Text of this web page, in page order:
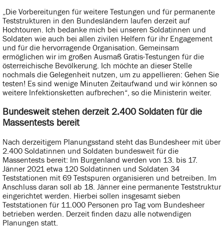
„Die Vorbereitungen für weitere Testungen und für permanente
Teststrukturen in den Bundesländern laufen derzeit auf
Hochtouren. Ich bedanke mich bei unseren Soldatinnen und
Soldaten wie auch bei allen zivilen Helfern für ihr Engagement
und für die hervorragende Organisation. Gemeinsam
ermöglichen wir im großen Ausmaß Gratis-Testungen für die
österreichische Bevölkerung. Ich möchte an dieser Stelle
nochmals die Gelegenheit nutzen, um zu appellieren: Gehen Sie
testen! Es sind wenige Minuten Zeitaufwand und wir können so
weitere Infektionsketten aufbrechen“, so die Ministerin weiter.
Bundesweit stehen derzeit 2.400 Soldaten für die
Massentests bereit
Nach derzeitigem Planungsstand steht das Bundesheer mit über
2.400 Soldatinnen und Soldaten bundesweit für die
Massentests bereit: Im Burgenland werden von 13. bis 17.
Jänner 2021 etwa 120 Soldatinnen und Soldaten 34
Teststationen mit 69 Testspuren organisieren und betreiben. Im
Anschluss daran soll ab 18. Jänner eine permanente Teststruktur
eingerichtet werden. Hierbei sollen insgesamt sieben
Teststationen für 11.000 Personen pro Tag vom Bundesheer
betrieben werden. Derzeit finden dazu alle notwendigen
Planungen statt.